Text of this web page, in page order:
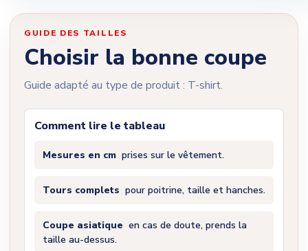
GUIDE DES TAILLES
Choisir la bonne coupe
Guide adapté au type de produit : T-shirt.
Comment lire le tableau
Mesures en cm prises sur le vêtement.
Tours complets pour poitrine, taille et hanches.
Coupe asiatique en cas de doute, prends la
taille au-dessus.